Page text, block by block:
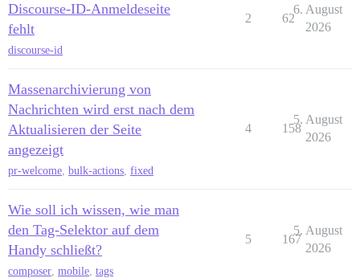
Discourse-ID-Anmeldeseite
fehlt
discourse-id
2 62
6. August
2026
Massenarchivierung von
Nachrichten wird erst nach dem
Aktualisieren der Seite
angezeigt
pr-welcome, bulk-actions, fixed
4 158
5. August
2026
Wie soll ich wissen, wie man
den Tag-Selektor auf dem
Handy schließt?
composer, mobile, tags
5 167
5. August
2026